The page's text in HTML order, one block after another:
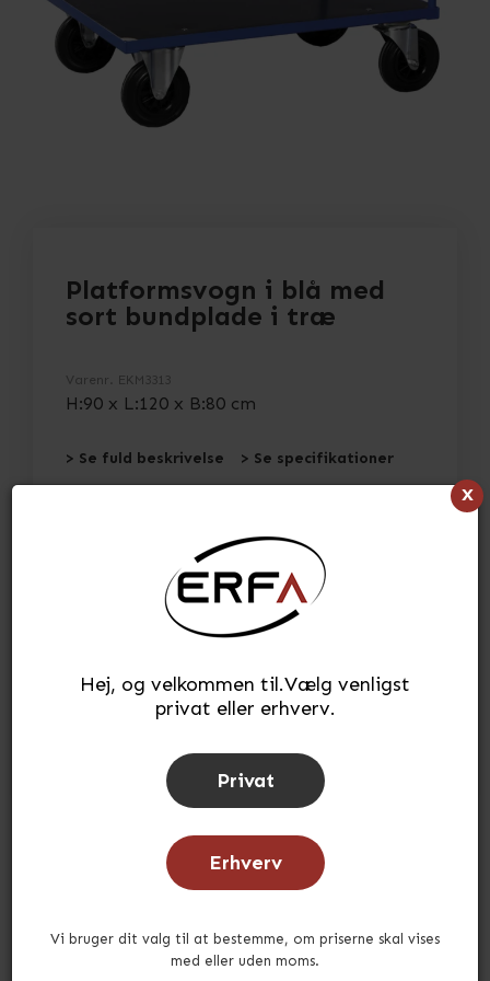
x
Hej, og velkommen til.Vælg venligst
privat eller erhverv.
Privat
Erhverv
Vi bruger dit valg til at bestemme, om priserne skal vises
med eller uden moms.
Platformsvogn i blå med
sort bundplade i træ
Varenr. EKM3313
H:90 x L:120 x B:80 cm
> Se fuld beskrivelse > Se specifikationer
stk.
Tilføj til ønskeliste
Tid for afsendelse: ca. 5-10 hverdage
Andre købte også